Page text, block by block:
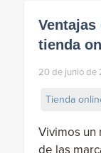
tienda
20 de junio de
Tienda
Vivimos un
de las